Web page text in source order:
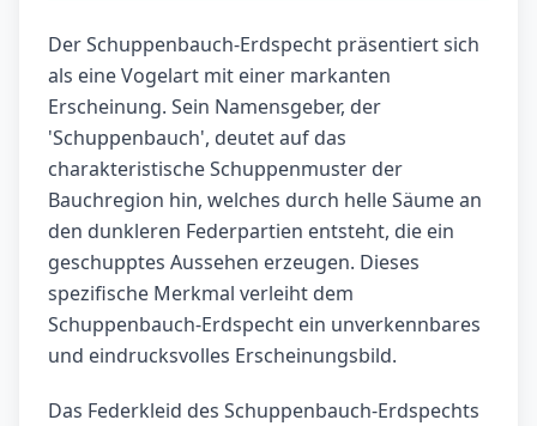
Der Schuppenbauch-Erdspecht präsentiert sich
als eine Vogelart mit einer markanten
Erscheinung. Sein Namensgeber, der
'Schuppenbauch', deutet auf das
charakteristische Schuppenmuster der
Bauchregion hin, welches durch helle Säume an
den dunkleren Federpartien entsteht, die ein
geschupptes Aussehen erzeugen. Dieses
spezifische Merkmal verleiht dem
Schuppenbauch-Erdspecht ein unverkennbares
und eindrucksvolles Erscheinungsbild.
Das Federkleid des Schuppenbauch-Erdspechts